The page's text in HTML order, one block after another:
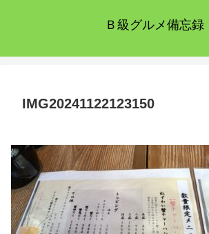
Ｂ級グルメ備忘録
IMG20241122123150